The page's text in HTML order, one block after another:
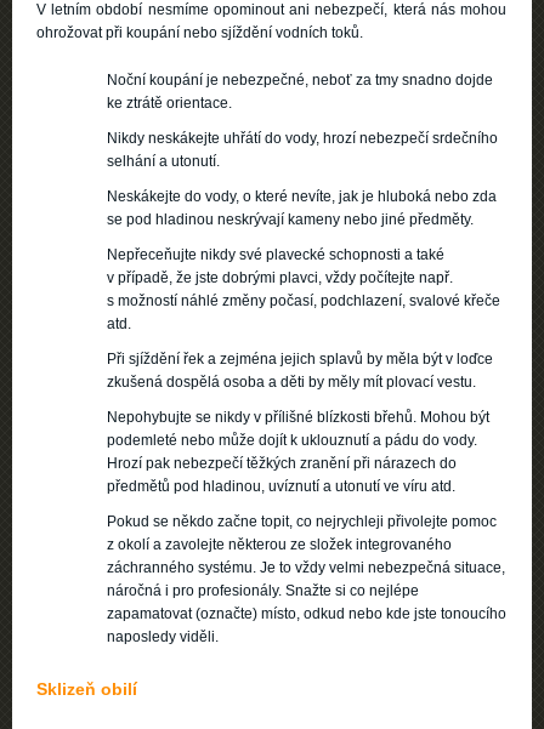
V letním období nesmíme opominout ani nebezpečí, která nás mohou
ohrožovat při koupání nebo sjíždění vodních toků.
Noční koupání je nebezpečné, neboť za tmy snadno dojde
ke ztrátě orientace.
Nikdy neskákejte uhřátí do vody, hrozí nebezpečí srdečního
selhání a utonutí.
Neskákejte do vody, o které nevíte, jak je hluboká nebo zda
se pod hladinou neskrývají kameny nebo jiné předměty.
Nepřeceňujte nikdy své plavecké schopnosti a také
v případě, že jste dobrými plavci, vždy počítejte např.
s možností náhlé změny počasí, podchlazení, svalové křeče
atd.
Při sjíždění řek a zejména jejich splavů by měla být v loďce
zkušená dospělá osoba a děti by měly mít plovací vestu.
Nepohybujte se nikdy v přílišné blízkosti břehů. Mohou být
podemleté nebo může dojít k uklouznutí a pádu do vody.
Hrozí pak nebezpečí těžkých zranění při nárazech do
předmětů pod hladinou, uvíznutí a utonutí ve víru atd.
Pokud se někdo začne topit, co nejrychleji přivolejte pomoc
z okolí a zavolejte některou ze složek integrovaného
záchranného systému. Je to vždy velmi nebezpečná situace,
náročná i pro profesionály. Snažte si co nejlépe
zapamatovat (označte) místo, odkud nebo kde jste tonoucího
naposledy viděli.
Sklizeň obilí